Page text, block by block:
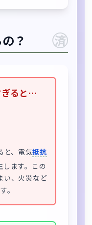
？ 済
ぎると…
と、電気抵抗
します。この
い、火災など
。